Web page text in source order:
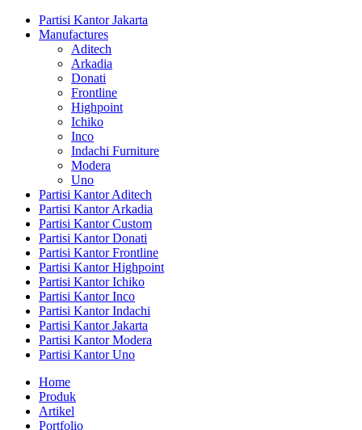
Partisi Kantor Jakarta
Manufactures
Aditech
Arkadia
Donati
Frontline
Highpoint
Ichiko
Inco
Indachi Furniture
Modera
Uno
Partisi Kantor Aditech
Partisi Kantor Arkadia
Partisi Kantor Custom
Partisi Kantor Donati
Partisi Kantor Frontline
Partisi Kantor Highpoint
Partisi Kantor Ichiko
Partisi Kantor Inco
Partisi Kantor Indachi
Partisi Kantor Jakarta
Partisi Kantor Modera
Partisi Kantor Uno
Home
Produk
Artikel
Portfolio